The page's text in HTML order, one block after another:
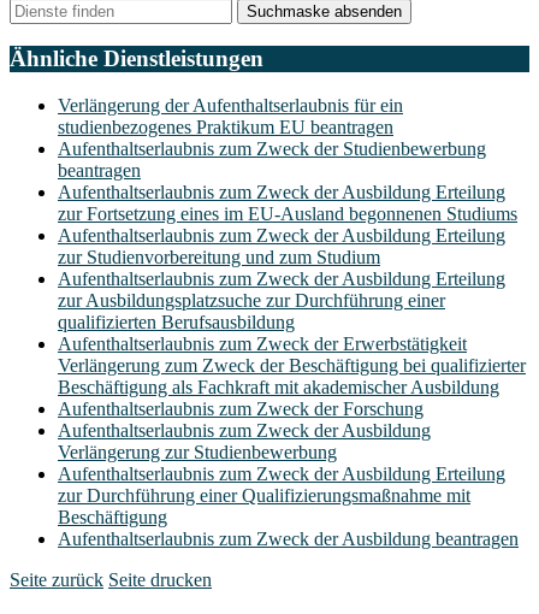
Suchmaske absenden
Ähnliche Dienstleistungen
Verlängerung der Aufenthaltserlaubnis für ein
studienbezogenes Praktikum EU beantragen
Aufenthaltserlaubnis zum Zweck der Studienbewerbung
beantragen
Aufenthaltserlaubnis zum Zweck der Ausbildung Erteilung
zur Fortsetzung eines im EU-Ausland begonnenen Studiums
Aufenthaltserlaubnis zum Zweck der Ausbildung Erteilung
zur Studienvorbereitung und zum Studium
Aufenthaltserlaubnis zum Zweck der Ausbildung Erteilung
zur Ausbildungsplatzsuche zur Durchführung einer
qualifizierten Berufsausbildung
Aufenthaltserlaubnis zum Zweck der Erwerbstätigkeit
Verlängerung zum Zweck der Beschäftigung bei qualifizierter
Beschäftigung als Fachkraft mit akademischer Ausbildung
Aufenthaltserlaubnis zum Zweck der Forschung
Aufenthaltserlaubnis zum Zweck der Ausbildung
Verlängerung zur Studienbewerbung
Aufenthaltserlaubnis zum Zweck der Ausbildung Erteilung
zur Durchführung einer Qualifizierungsmaßnahme mit
Beschäftigung
Aufenthaltserlaubnis zum Zweck der Ausbildung beantragen
Seite zurück Seite drucken